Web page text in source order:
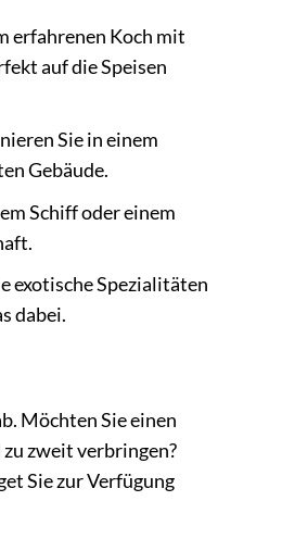
erfahrenen Koch mit
auf die Speisen
Sie in einem
Gebäude.
Schiff oder einem
exotische Spezialitäten
dabei.
Möchten Sie einen
zweit verbringen?
Sie zur Verfügung